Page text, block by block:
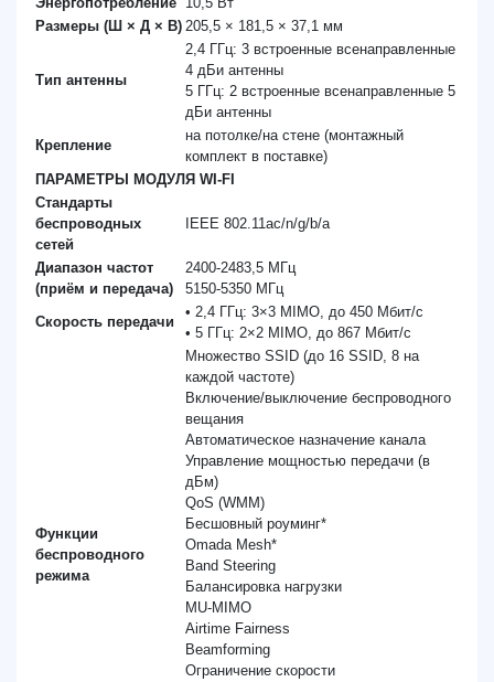
Размеры (Ш × Д × В) 205,5 × 181,5 × 37,1 мм
Тип антенны
2,4 ГГц: 3 встроенные всенаправленные
4 дБи антенны
5 ГГц: 2 встроенные всенаправленные 5
дБи антенны
Крепление
на потолке/на стене (монтажный
комплект в поставке)
ПАРАМЕТРЫ МОДУЛЯ WI-FI
Стандарты
беспроводных
сетей
IEEE 802.11ac/n/g/b/a
Диапазон частот
(приём и передача)
2400-2483,5 МГц
5150-5350 МГц
Скороcть передачи
• 2,4 ГГц: 3×3 MIMO, до 450 Мбит/с
• 5 ГГц: 2×2 MIMO, до 867 Мбит/с
Функции
беспроводного
режима
Множество SSID (до 16 SSID, 8 на
каждой частоте)
Включение/выключение беспроводного
вещания
Автоматическое назначение канала
Управление мощностью передачи (в
дБм)
QoS (WMM)
Бесшовный роуминг*
Omada Mesh*
Band Steering
Балансировка нагрузки
MU-MIMO
Airtime Fairness
Beamforming
Ограничение скорости